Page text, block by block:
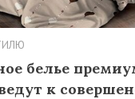
белье
к